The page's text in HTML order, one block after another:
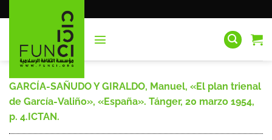
al
GARCÍA-SAÑUDO Y GIRALDO, Manuel, «El plan trienal
de García-Valiño», «España». Tánger, 20 marzo 1954,
p. 4.ICTAN.